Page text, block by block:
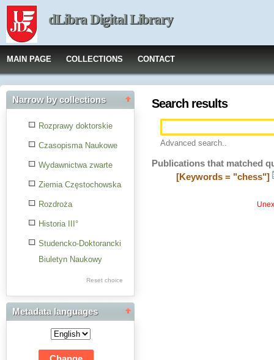
dLibra Digital Library
MAIN PAGE COLLECTIONS CONTACT
Narrow by collections
Rozprawy doktorskie
Czasopisma Naukowe
Wydawnictwa zwarte
Ziemia Częstochowska
Rozdroża
Historia III°
Studencko-Doktorancki
Biuletyn Naukowy
Res Academicae
Science Project Scripts
Biuletyn Informacyjny
WSP w Częstochowie
Reset choice
Metadata languages
Search results
Advanced search..
Publications that matched
[Keywords = "chess"]